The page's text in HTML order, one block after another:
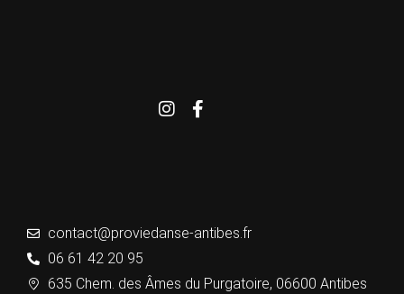
contact@proviedanse-antibes.fr
06 61 42 20 95
635 Chem. des Âmes du Purgatoire, 06600 Antibes